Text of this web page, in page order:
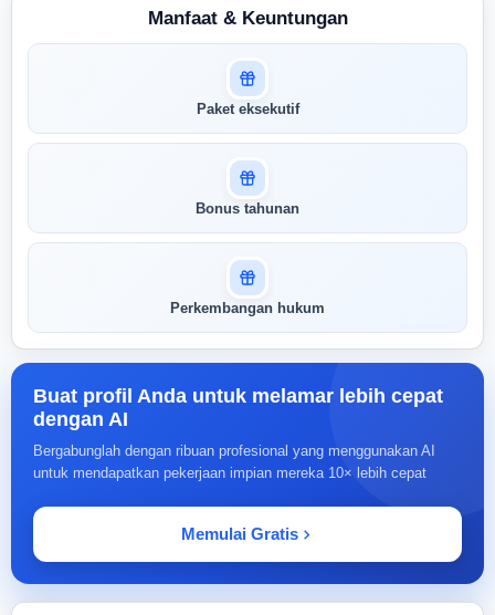
Masuk untuk melihat skor
pertandingan AI Anda
menunjukkan seberapa cocok keahlian
Anda dengan peran ini
Manfaat & Keuntungan
Paket eksekutif
Bonus tahunan
Perkembangan hukum
Buat profil Anda untuk melamar lebih cepat
dengan AI
Bergabunglah dengan ribuan profesional yang menggunakan AI
untuk mendapatkan pekerjaan impian mereka 10× lebih cepat
Memulai Gratis